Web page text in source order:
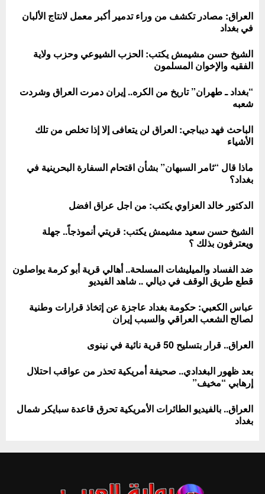
العراق: مصادر تكشف من وراء تدمير أكبر معمل لانتاج الألبان
في بغداد
الشيخ حسن مشيمش يكتب: الحزب الشيوعي وحزب ولاية
الفقيه والإخوان المسلمون
“بغداد ـ طهران” تاريخ من الكره.. إيران دمرت العراق وشردت
شعبه
الباحث فهد ديباجي: العراق لن يتعافى إلا إذا تخلص من تلك
الأشياء
ماذا قال “ثامر السبهان” بشأن اقتحام السفارة البحرينية في
بغداد؟
الدكتور خالد العزاوي يكتب: من اجل عراق افضل
الشيخ حسن سعيد مشيمش يكتب: قريتي أنموذجاً.. جهلة
ويعترفون بذلك ؟
ضد الفساد والميليشات المسلحة.. أهالي قرية أبو كرمة يواصلون
قطع طريق الوقف في ديالي .. شاهد الفيديو
عباس الكعبي: حكومة بغداد عاجزة عن إتخاذ قرارات وطنية
لصالح الشعب العراقي والسبب إيران
العراق.. قرار بتسليح 50 قرية نائية في نينوى
بعد ظهور البغدادي.. صحيفة أمريكية تحذر من عواقب احتلال
إرهابي “مخيف”
العراق.. بالفيديو الطائرات الأمريكية تحرق قاعدة سبايكر شمال
بغداد